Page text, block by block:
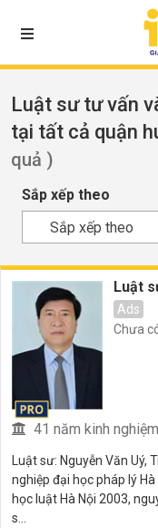
Luật sư tư vấn
tại tất cả quận
quả )
Sắp xếp theo
Sắp xếp theo
Luật
Ads
Chưa
41 năm kinh nghiệm
Luật sư: Nguyễn Văn
nghiệp đại học pháp lý
học luật Hà Nội 2003,
s...